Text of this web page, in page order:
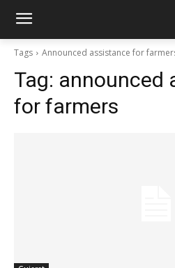
Tags Announced assistance for
Tag: announced
for farmers